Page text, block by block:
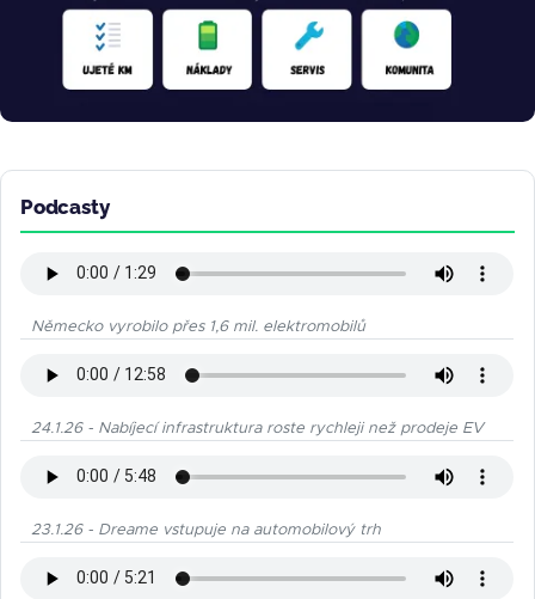
Podcasty
Německo vyrobilo přes 1,6 mil. elektromobilů
24.1.26 - Nabíjecí infrastruktura roste rychleji než prodeje EV
23.1.26 - Dreame vstupuje na automobilový trh